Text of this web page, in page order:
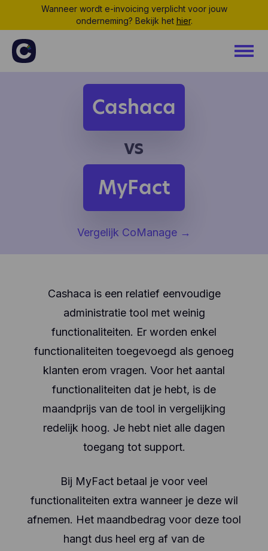
Wanneer wordt e-invoicing verplicht voor jouw
onderneming? Bekijk het hier.
Cashaca
vs
MyFact
Vergelijk CoManage →
Cashaca is een relatief eenvoudige
administratie tool met weinig
functionaliteiten. Er worden enkel
functionaliteiten toegevoegd als genoeg
klanten erom vragen. Voor het aantal
functionaliteiten dat je hebt, is de
maandprijs van de tool in vergelijking
redelijk hoog. Je hebt niet alle dagen
toegang tot support.
Bij MyFact betaal je voor veel
functionaliteiten extra wanneer je deze wil
afnemen. Het maandbedrag voor deze tool
hangt dus heel erg af van de